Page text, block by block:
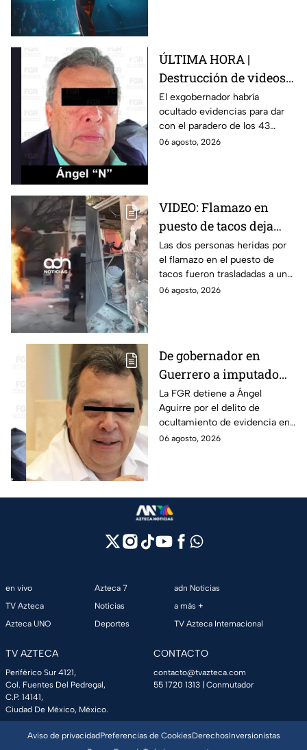
ÚLTIMA HORA |
Destrucción de videos
clave y amenazas a
testigos por parte de
exgobernador Ángel
Aguirre: FGR
El exgobernador habría
ocultado evidencias para dar
con el paradero de los 43
estudiantes desaparecidos de
06 agosto, 2026
VIDEO: Flamazo en
puesto de tacos deja
dos heridos en CDMX
Las dos personas heridas por
el flamazo en el puesto de
tacos fueron trasladadas a un
hospital para recibir atención
06 agosto, 2026
De gobernador en
Guerrero a imputado
por la "Verdad
Histórica"; Así fue como
Ángel Aguirre obstruyó
la justicia en caso
La FGR detiene a Ángel
Aguirre por el delito de
ocultamiento de evidencia en
el caso Ayotzinapa. Esta es la
06 agosto, 2026
en vivo
TV Azteca
Azteca UNO
Azteca 7
Noticias
Deportes
adn Noticias
a más +
TV Azteca Internacional
TV AZTECA
Periférico Sur 4121,
Col. Fuentes Del Pedregal,
C.P. 14141,
Ciudad De México, México.
CONTACTO
contacto@tvazteca.com
55 1720 1313 | Conmutador
Aviso de privacidadPreferencias de CookiesDerechosInversionistas